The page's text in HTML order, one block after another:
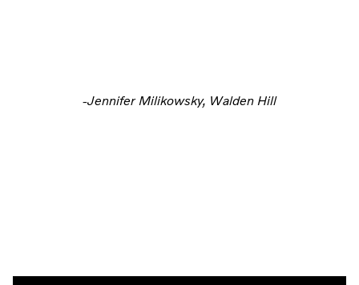
-Jennifer Milikowsky, Walden Hill